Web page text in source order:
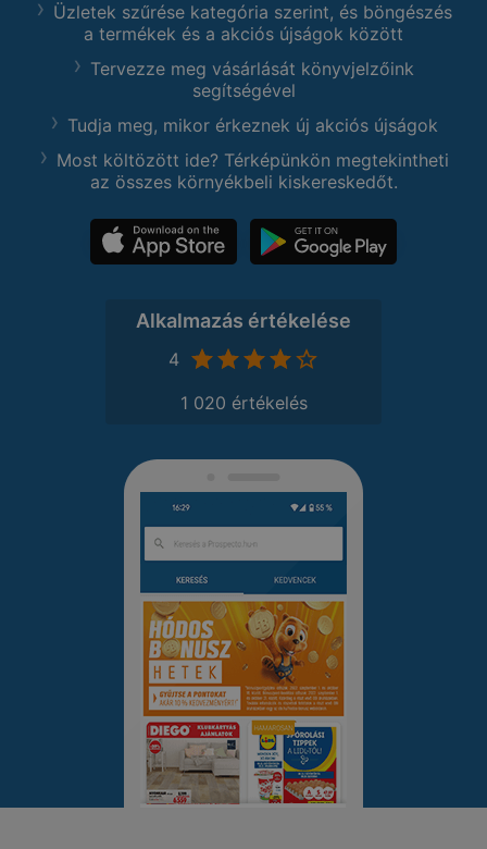
Üzletek szűrése kategória szerint, és böngészés
a termékek és a akciós újságok között
Tervezze meg vásárlását könyvjelzőink
segítségével
Tudja meg, mikor érkeznek új akciós újságok
Most költözött ide? Térképünkön megtekintheti
az összes környékbeli kiskereskedőt.
Alkalmazás értékelése
4
1 020 értékelés